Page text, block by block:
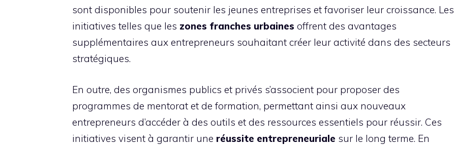
sont disponibles pour soutenir les jeunes entreprises et favoriser leur croissance. Les
initiatives telles que les zones franches urbaines offrent des avantages
supplémentaires aux entrepreneurs souhaitant créer leur activité dans des secteurs
stratégiques.
En outre, des organismes publics et privés s’associent pour proposer des
programmes de mentorat et de formation, permettant ainsi aux nouveaux
entrepreneurs d’accéder à des outils et des ressources essentiels pour réussir. Ces
initiatives visent à garantir une réussite entrepreneuriale sur le long terme. En